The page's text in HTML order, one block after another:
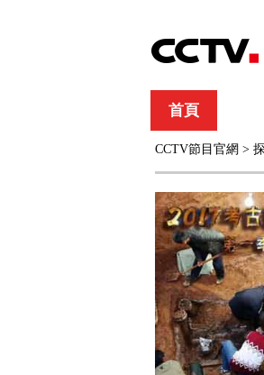
首頁
綜合 新聞 財
CCTV節目官網 >